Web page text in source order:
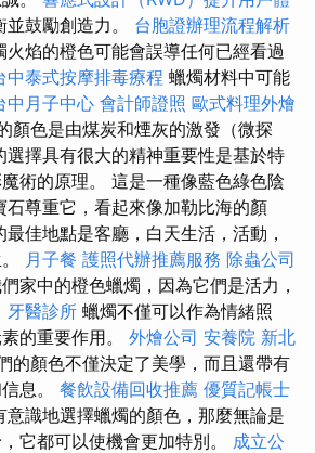
鼓勵創造力。 台胞證辦理流程解析
火焰的橙色可能會誤導任何已經看過
中泰式按摩排毒療程 蠟燭材料中可能
中月子中心 會計師證照 歐式料理外燴
顏色是由煤炭和煙灰的激發（微探
擇具有很大的精神重要性是基於特
術的原理。 這是一種像藍色綠色陰
尊重它，看起來像加勒比海的顏
佳地點是客廳，白天生活，活動，
月子餐 護照代辦推薦服務 除蟲公司
家中的橙色蠟燭，因為它們是活力，
牙醫診所 蠟燭不僅可以作為情緒照
的重要作用。 外燴公司 安養院 新北
的顏色不僅決定了美學，而且還帶有
息。 餐飲設備回收推薦 優質記帳士
意識地選擇蠟燭的顏色，那麼無論是
它都可以使機會更加特別。 成立公